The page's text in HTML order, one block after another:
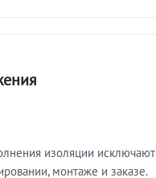
изоляции исключают
монтаже и заказе.